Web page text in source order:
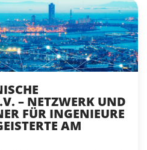
– NETZWERK UND
FÜR INGENIEURE
AM